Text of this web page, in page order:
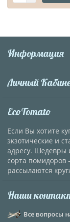
Информация
Личный
EcoTomato
Если Вы хотите
экзотические и
адресу. Шедевры
сорта помидоров
рассылаются
Наши
Все вопросы